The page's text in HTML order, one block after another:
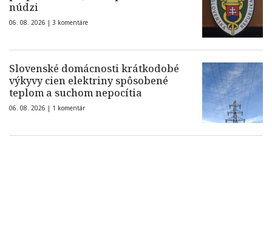
núdzi
06. 08. 2026 | 3 komentáre
Slovenské domácnosti krátkodobé
výkyvy cien elektriny spôsobené
teplom a suchom nepocítia
06. 08. 2026 | 1 komentár